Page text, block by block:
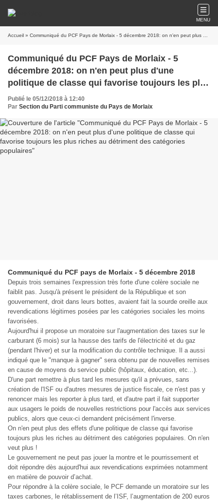
MENU
Accueil » Communiqué du PCF Pays de Morlaix - 5 décembre 2018: on n'en peut plus d'une politique de classe qui favorise toujours les plus riches au détriment des catégories populaires
Communiqué du PCF Pays de Morlaix - 5
décembre 2018: on n'en peut plus d'une
politique de classe qui favorise toujours les plus
riches au détriment des catégories populaires
Publié le 05/12/2018 à 12:40
Par Section du Parti communiste du Pays de Morlaix
Communiqué du PCF pays de Morlaix - 5 décembre 2018
Depuis trois semaines l'expression très forte d'une colère sociale ne
faiblit pas. Jusqu'à présent le président de la République et son
gouvernement, droit dans leurs bottes, avaient fait la sourde oreille aux
revendications légitimes posées par les catégories sociales les moins
favorisées.
Aujourd'hui il propose un moratoire sur l'augmentation des taxes sur le
carburant (6 mois) sur la hausse des tarifs de l'électricité et du gaz
(pendant l'hiver) et sur la modification du contrôle technique. Il a aussi
indiqué que le "manque à gagner" sera obtenu par de nouvelles remises
en cause de moyens du service public (hôpitaux, éducation, etc...).
D'une part remettre à plus tard les mesures qu'il a prévues, sans
création de l'ISF ou d'autres mesures de justice fiscale, ce n'est pas y
renoncer mais les reporter à plus tard, et d'autre part il fait supporter
aux usagers le poids de nouvelles restrictions pour l'accès aux services
publics, alors que ceux-ci demandent précisément l'inverse.
On n'en peut plus des effets d'une politique de classe qui favorise
toujours plus les riches au détriment des catégories populaires. On n'en
veut plus !
Le gouvernement ne peut pas jouer la montre et le pourrissement et
doit répondre dès aujourd'hui aux revendications exprimées notamment
en matière de pouvoir d’achat.
Pour répondre à la colère sociale, le PCF demande un moratoire sur les
taxes carbones, le rétablissement de l’ISF, l’augmentation de 200 euros